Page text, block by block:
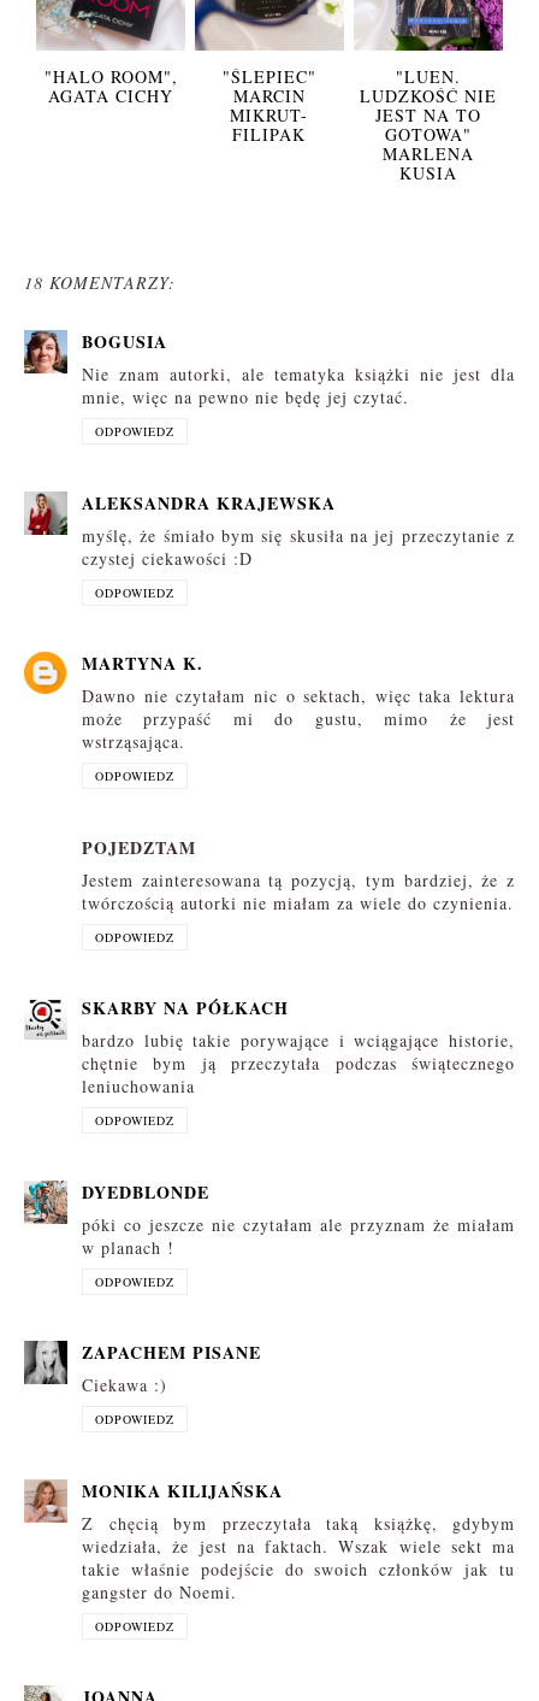
"HALO ROOM",
AGATA CICHY
"ŚLEPIEC"
MARCIN
MIKRUT-
FILIPAK
"LUEN.
LUDZKOŚĆ NIE
JEST NA TO
GOTOWA"
MARLENA
KUSIA
18 KOMENTARZY:
BOGUSIA
Nie znam autorki, ale tematyka książki nie jest dla
mnie, więc na pewno nie będę jej czytać.
ODPOWIEDZ
ALEKSANDRA KRAJEWSKA
myślę, że śmiało bym się skusiła na jej przeczytanie z
czystej ciekawości :D
ODPOWIEDZ
MARTYNA K.
Dawno nie czytałam nic o sektach, więc taka lektura
może przypaść mi do gustu, mimo że jest
wstrząsająca.
ODPOWIEDZ
POJEDZTAM
Jestem zainteresowana tą pozycją, tym bardziej, że z
twórczością autorki nie miałam za wiele do czynienia.
ODPOWIEDZ
SKARBY NA PÓŁKACH
bardzo lubię takie porywające i wciągające historie,
chętnie bym ją przeczytała podczas świątecznego
leniuchowania
ODPOWIEDZ
DYEDBLONDE
póki co jeszcze nie czytałam ale przyznam że miałam
w planach !
ODPOWIEDZ
ZAPACHEM PISANE
Ciekawa :)
ODPOWIEDZ
MONIKA KILIJAŃSKA
Z chęcią bym przeczytała taką książkę, gdybym
wiedziała, że jest na faktach. Wszak wiele sekt ma
takie właśnie podejście do swoich członków jak tu
gangster do Noemi.
ODPOWIEDZ